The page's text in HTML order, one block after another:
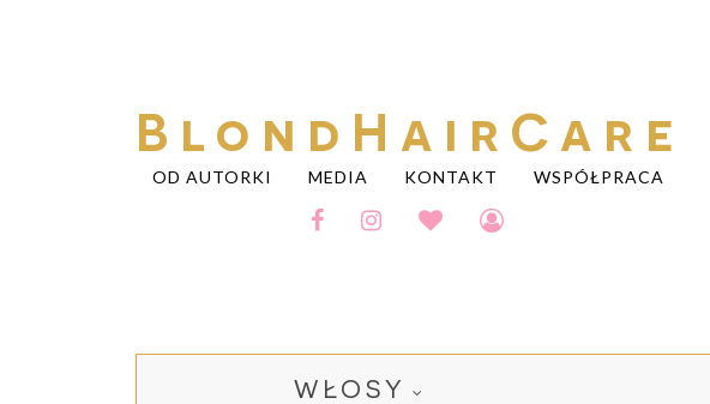
BlondHairCare
OD AUTORKI MEDIA KONTAKT WSPÓŁPRACA
WŁOSY